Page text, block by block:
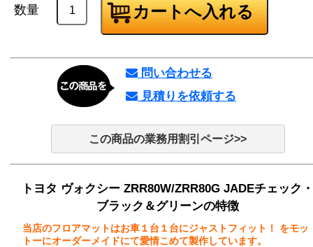
数量
問い合わせる
見積りを依頼する
この商品の業務用割引ページ>>
トヨタ ヴォクシー ZRR80W/ZRR80G JADEチェック・
ブラック＆グリーンの特徴
当店のフロアマットはお車１台１台にジャストフィット！
をモッ
トーにオーダーメイドにて愛情こめて製作しています。